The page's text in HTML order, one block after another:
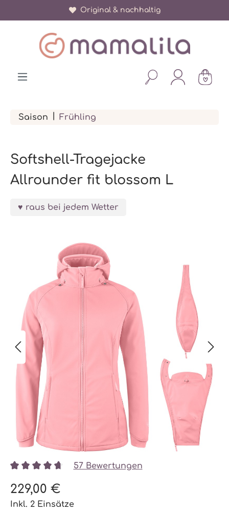
Original & nachhaltig
Saison Frühling
Softshell-Tragejacke
Allrounder fit blossom L
raus bei jedem Wetter
Bildergalerie überspringen
57 Bewertungen
229,00 €
Inkl. 2 Einsätze